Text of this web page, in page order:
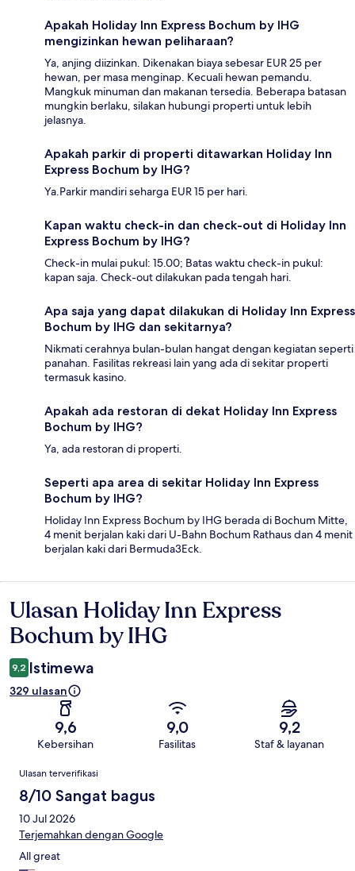
Apakah Holiday Inn Express Bochum by IHG
mengizinkan hewan peliharaan?
Ya, anjing diizinkan. Dikenakan biaya sebesar EUR 25 per
hewan, per masa menginap. Kecuali hewan pemandu.
Mangkuk minuman dan makanan tersedia. Beberapa batasan
mungkin berlaku, silakan hubungi properti untuk lebih
jelasnya.
Apakah parkir di properti ditawarkan Holiday Inn
Express Bochum by IHG?
Ya.Parkir mandiri seharga EUR 15 per hari.
Kapan waktu check-in dan check-out di Holiday Inn
Express Bochum by IHG?
Check-in mulai pukul: 15.00; Batas waktu check-in pukul:
kapan saja. Check-out dilakukan pada tengah hari.
Apa saja yang dapat dilakukan di Holiday Inn Express
Bochum by IHG dan sekitarnya?
Nikmati cerahnya bulan-bulan hangat dengan kegiatan seperti
panahan. Fasilitas rekreasi lain yang ada di sekitar properti
termasuk kasino.
Apakah ada restoran di dekat Holiday Inn Express
Bochum by IHG?
Ya, ada restoran di properti.
Seperti apa area di sekitar Holiday Inn Express
Bochum by IHG?
Holiday Inn Express Bochum by IHG berada di Bochum Mitte,
4 menit berjalan kaki dari U-Bahn Bochum Rathaus dan 4 menit
berjalan kaki dari Bermuda3Eck.
Ulasan
Ulasan Holiday Inn Express
Bochum by IHG
9,2 Istimewa
329 ulasan
9,6
Kebersihan
9,0
Fasilitas
9,2
Staf & layanan
Ulasan
Ulasan terverifikasi
8/10 Sangat bagus
10 Jul 2026
Terjemahkan dengan Google
All great